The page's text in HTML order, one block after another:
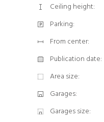
Ceiling height:
Parking:
From center:
Publication date:
Area size:
Garages:
Garages size: